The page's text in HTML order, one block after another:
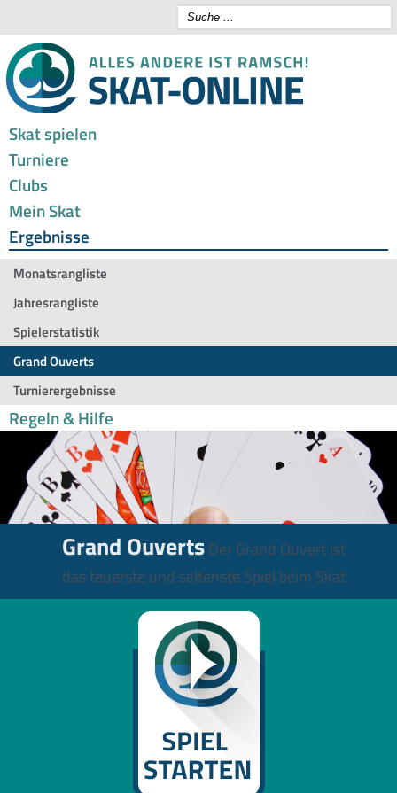
Skat spielen
Turniere
Clubs
Mein Skat
Ergebnisse
Monatsrangliste
Jahresrangliste
Spielerstatistik
Grand Ouverts
Turnierergebnisse
Regeln & Hilfe
Grand OuvertsDer Grand Ouvert ist
das teuerste und seltenste Spiel beim Skat.